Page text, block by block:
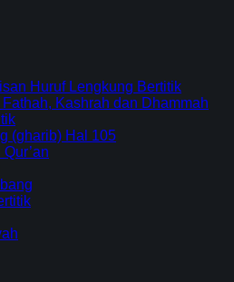
Huruf Lengkung Bertitik
Kashrah dan Dhammah
(gharib) Hal 105